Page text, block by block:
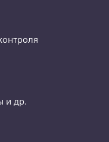
и др.